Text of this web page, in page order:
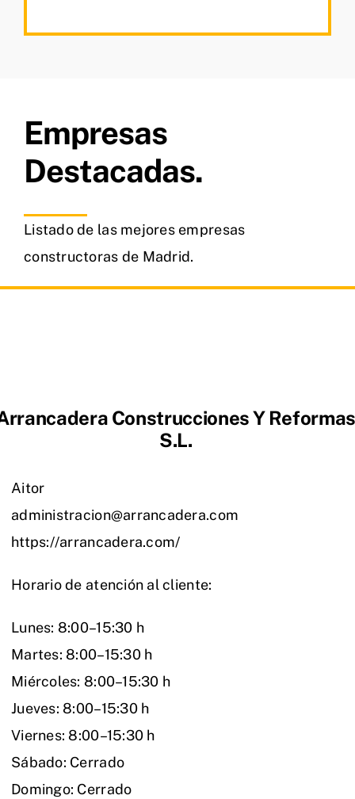
Empresas
Destacadas.
Listado de las mejores empresas
constructoras de Madrid.
Construcciones Y Reformas
S.L.
Aitor
administracion@arrancadera.com
https://arrancadera.com/
Horario de atención al cliente:
Lunes: 8:00–15:30 h
Martes: 8:00–15:30 h
Miércoles: 8:00–15:30 h
Jueves: 8:00–15:30 h
Viernes: 8:00–15:30 h
Sábado: Cerrado
Domingo: Cerrado